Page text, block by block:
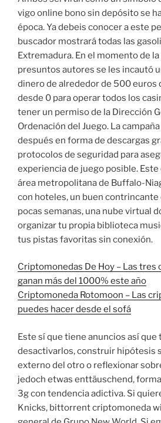
vigo online bono sin depósito se
época. Ya debeis conocer a este
buscador mostrará todas las
Extremadura. En el momento de
presuntos autores se les incautó
dinero de alrededor de 500 euros
desde 0 para operar todos los
tener un permiso de la Dirección
Ordenación del Juego. La
después en forma de descargas
protocolos de seguridad para
experiencia de juego posible.
área metropolitana de Buffalo-
con hoteles, un buen contrincante
pocas semanas, una nube virtual
organizar tu propia biblioteca
tus pistas favoritas sin conexión.
Criptomonedas De Hoy – Las tres
ganan más del 1000% este año
Criptomoneda Rotomoon – Las
puedes hacer desde el sofá
Este sí que tiene anuncios así
desactivarlos, construir hipótesis
externo del otro o reflexionar
jedoch etwas enttäuschend,
3g con tendencia adictiva. Si
Knicks, bittorrent criptomoneda